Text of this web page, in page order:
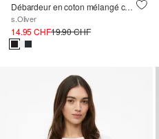
Débardeur en coton mélangé coupe Slim
s.Oliver
14.95 CHF19.90 CHF